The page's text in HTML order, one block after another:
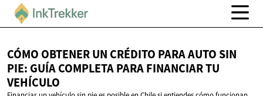
CÓMO OBTENER UN CRÉDITO PARA AUTO SIN
PIE: GUÍA COMPLETA PARA FINANCIARTU
VEHÍCULO